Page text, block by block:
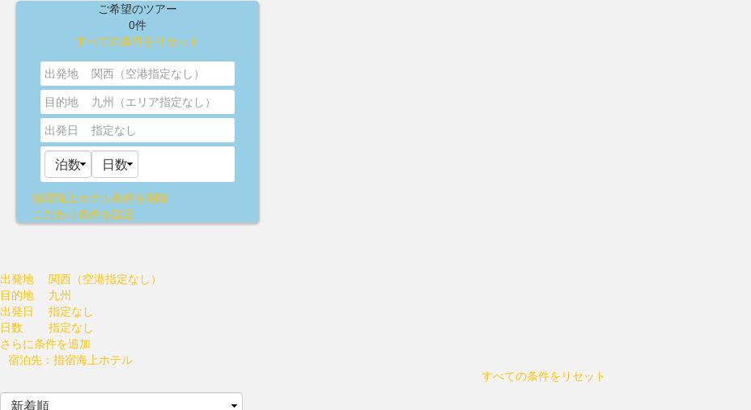
ご希望のツアー
0件
すべての条件をリセット
出発地
関西（空港指定なし）
目的地
九州（エリア指定なし）
出発日
指定なし
指宿海上ホテル条件を削除
こだわり条件を設定
出発地
関西（空港指定なし）
目的地
九州
出発日
指定なし
日数
指定なし
さらに条件を追加
宿泊先：指宿海上ホテル
すべての条件をリセット